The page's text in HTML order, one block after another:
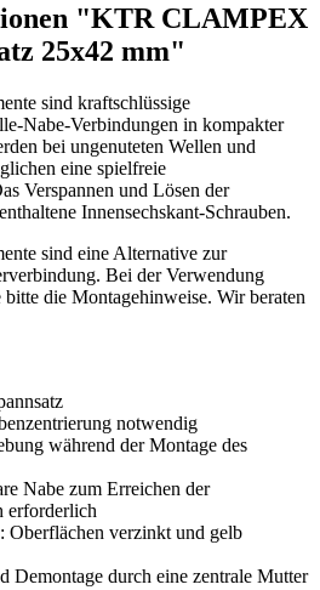
"KTR CLAMPEX
25x42 mm"
sind kraftschlüssige
Nabe-Verbindungen in kompakter
bei ungenuteten Wellen und
eine spielfreie
Verspannen und Lösen der
Innensechskant-Schrauben.
sind eine Alternative zur
Bei der Verwendung
bitte die Montagehinweise. Wir beraten
notwendig
während der Montage des
Nabe zum Erreichen der
erforderlich
Oberflächen verzinkt und gelb
Demontage durch eine zentrale Mutter